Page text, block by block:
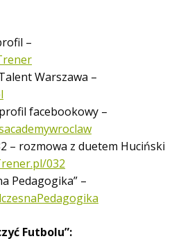
–
Warszawa –
facebookowy –
– rozmowa z duetem Huciński
032
Pedagogika” –
Futbolu”: